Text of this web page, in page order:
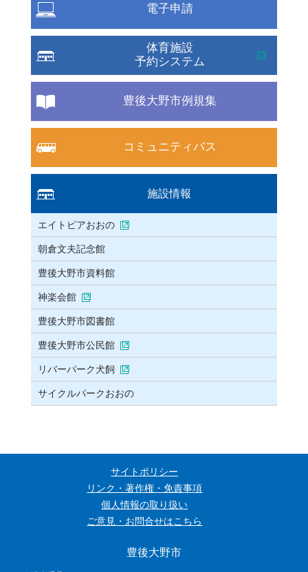
電子申請
体育施設
予約システム
豊後大野市例規集
コミュニティバス
施設情報
エイトピアおおの
朝倉文夫記念館
豊後大野市資料館
神楽会館
豊後大野市図書館
豊後大野市公民館
リバーパーク犬飼
サイクルパークおおの
サイトポリシー
リンク・著作権・免責事項
個人情報の取り扱い
ご意見・お問合せはこちら
豊後大野市